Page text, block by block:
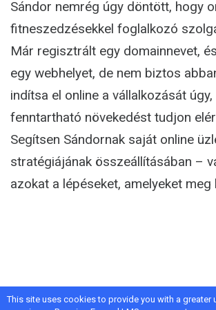
This site uses cookies to provide you with a greater
Sándor nemrég úgy döntött, hogy
fitneszedzésekkel foglalkozó
Már regisztrált egy domainnevet,
egy webhelyet, de nem biztos
indítsa el online a vállalkozását
fenntartható növekedést tudjon
Segítsen Sándornak saját online
stratégiájának összeállításában –
azokat a lépéseket, amelyeket meg